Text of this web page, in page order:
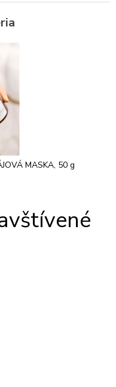
MASKA, 50 g